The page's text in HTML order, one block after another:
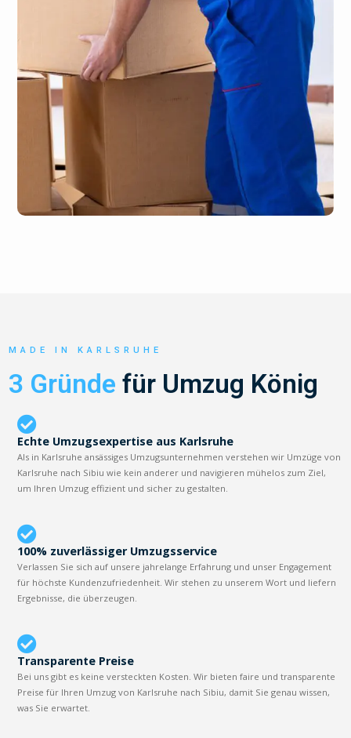
MADE IN KARLSRUHE
3 Gründe für Umzug König
Echte Umzugsexpertise aus Karlsruhe
Als in Karlsruhe ansässiges Umzugsunternehmen verstehen wir Umzüge von
Karlsruhe nach Sibiu wie kein anderer und navigieren mühelos zum Ziel,
um Ihren Umzug effizient und sicher zu gestalten.
100% zuverlässiger Umzugsservice
Verlassen Sie sich auf unsere jahrelange Erfahrung und unser Engagement
für höchste Kundenzufriedenheit. Wir stehen zu unserem Wort und liefern
Ergebnisse, die überzeugen.
Transparente Preise
Bei uns gibt es keine versteckten Kosten. Wir bieten faire und transparente
Preise für Ihren Umzug von Karlsruhe nach Sibiu, damit Sie genau wissen,
was Sie erwartet.